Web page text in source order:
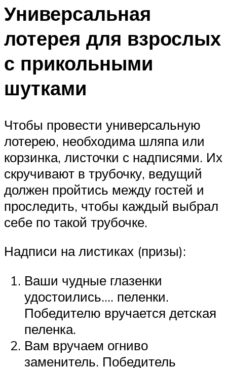
Универсальная
лотерея для взрослых
с прикольными
шутками
Чтобы провести универсальную
лотерею, необходима шляпа или
корзинка, листочки с надписями. Их
скручивают в трубочку, ведущий
должен пройтись между гостей и
проследить, чтобы каждый выбрал
себе по такой трубочке.
Надписи на листиках (призы):
Ваши чудные глазенки
удостоились…. пеленки.
Победителю вручается детская
пеленка.
Вам вручаем огниво
заменитель. Победитель